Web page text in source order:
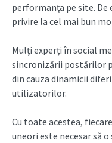
performanța pe site. De
privire la cel mai bun
Mulți experți în social
sincronizării postărilor
din cauza dinamicii
utilizatorilor.
Cu toate acestea,
uneori este necesar să